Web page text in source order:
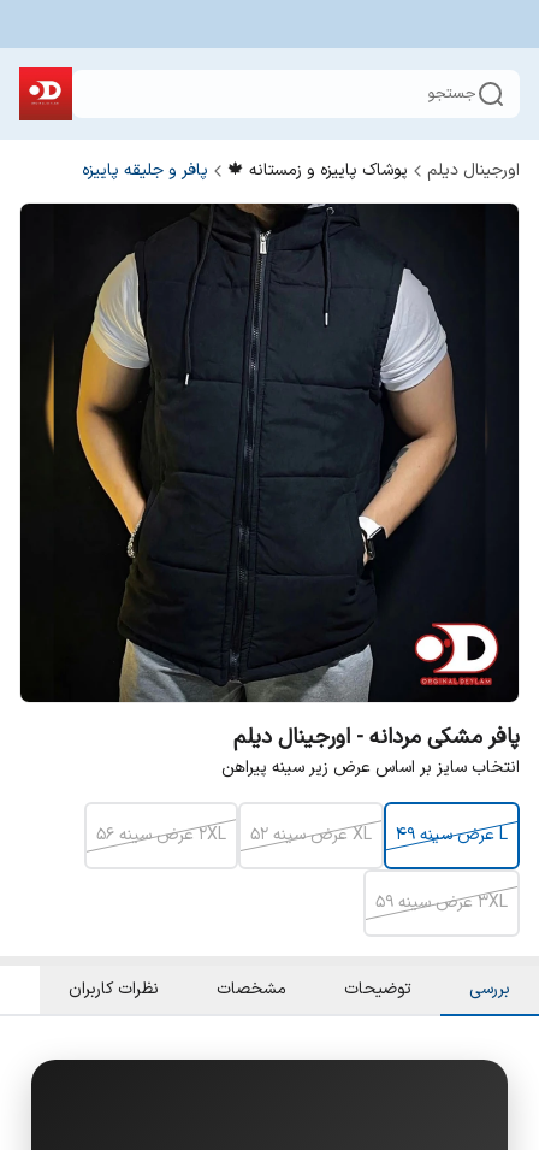
جستجو
اورجینال دیلم پوشاک پاییزه و زمستانه 🍁 پافر و جلیقه پاییزه
پافر مشکی مردانه - اورجینال دیلم
انتخاب سایز بر اساس عرض زیر سینه پیراهن
L عرض سینه ۴۹ XL عرض سینه ۵۲ 2XL عرض سینه ۵۶
۳XL عرض سینه ۵۹
بررسی توضیحات مشخصات نظرات کاربران